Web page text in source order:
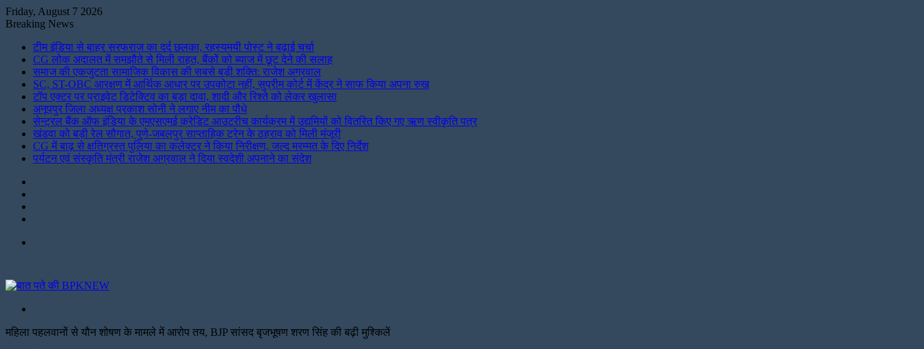
Friday, August 7 2026
Breaking News
टीम इंडिया से बाहर सरफराज का दर्द छलका, रहस्यमयी पोस्ट ने बढ़ाई चर्चा
CG लोक अदालत में समझौते से मिली राहत, बैंकों को ब्याज में छूट देने की सलाह
समाज की एकजुटता सामाजिक विकास की सबसे बड़ी शक्ति: राजेश अग्रवाल
SC, ST-OBC आरक्षण में आर्थिक आधार पर उपकोटा नहीं, सुप्रीम कोर्ट में केंद्र ने साफ किया अपना रुख
टॉप एक्टर पर प्राइवेट डिटेक्टिव का बड़ा दावा, शादी और रिश्ते को लेकर खुलासा
अनूपपुर जिला अध्यक्ष प्रकाश सोनी ने लगाए नीम का पौधे
सेन्ट्रल बैंक ऑफ इंडिया के एमएसएमई क्रेडिट आउटरीच कार्यक्रम में उद्यमियों को वितरित किए गए ऋण स्वीकृति पत्र
खंडवा को बड़ी रेल सौगात, पुणे-जबलपुर साप्ताहिक ट्रेन के ठहराव को मिली मंजूरी
CG में बाढ़ से क्षतिग्रस्त पुलिया का कलेक्टर ने किया निरीक्षण, जल्द मरम्मत के दिए निर्देश
पर्यटन एवं संस्कृति मंत्री राजेश अग्रवाल ने दिया स्वदेशी अपनाने का संदेश
महिला पहलवानों से यौन शोषण के मामले में आरोप तय, BJP सांसद बृजभूषण शरण सिंह की बढ़ी मुश्किलें